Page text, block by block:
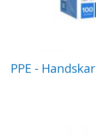
PPE - Handskar